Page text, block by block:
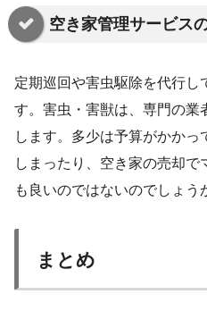
空き家管理サービス
定期巡回や害虫駆除を代行し
す。害虫・害獣は、専門の業
します。多少は予算がかか
しまったり、空き家の売却で
も良いのではないのでしょう
まとめ